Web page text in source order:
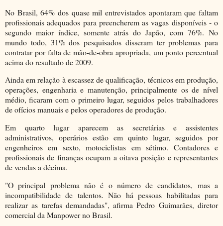
No Brasil, 64% dos quase mil entrevistados apontaram que faltam
profissionais adequados para preencherem as vagas disponíveis - o
segundo maior índice, somente atrás do Japão, com 76%. No
mundo todo, 31% dos pesquisados disseram ter problemas para
contratar por falta de mão-de-obra apropriada, um ponto percentual
acima do resultado de 2009.
Ainda em relação à escassez de qualificação, técnicos em produção,
operações, engenharia e manutenção, principalmente os de nível
médio, ficaram com o primeiro lugar, seguidos pelos trabalhadores
de ofícios manuais e pelos operadores de produção.
Em quarto lugar aparecem as secretárias e assistentes
administrativos, operários estão em quinto lugar, seguidos por
engenheiros em sexto, motociclistas em sétimo. Contadores e
profissionais de finanças ocupam a oitava posição e representantes
de vendas a décima.
"O principal problema não é o número de candidatos, mas a
incompatibilidade de talentos. Não há pessoas habilitadas para
realizar as tarefas demandadas", afirma Pedro Guimarães, diretor
comercial da Manpower no Brasil.